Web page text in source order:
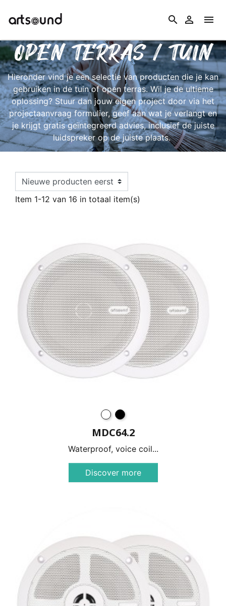
search  
OPEN TERRAS / TUIN
Hieronder vind je een selectie van producten die je kan
gebruiken in de tuin of open terras. Wil je de ultieme
oplossing? Stuur dan jouw eigen project door via het
projectaanvraag formulier, geef aan wat je verlangt en
je krijgt gratis geïntegreerd advies, inclusief de juiste
luidspreker op de juiste plaats.
Item 1-12 van 16 in totaal item(s)
MDC64.2
Waterproof, voice coil...
Discover more